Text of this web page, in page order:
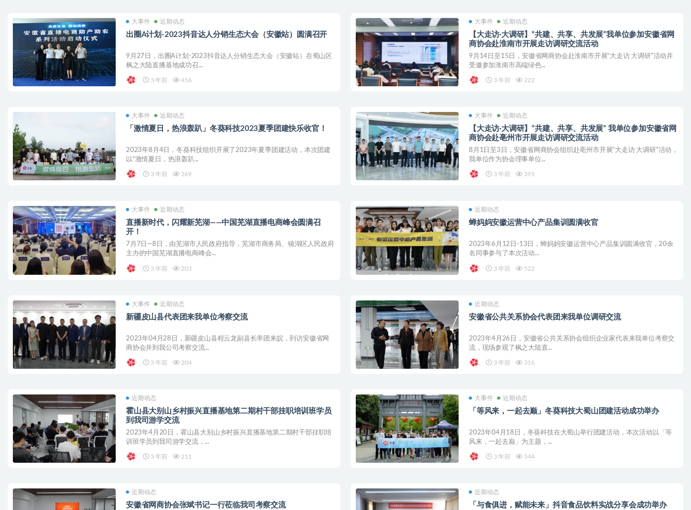
大事件 近期动态
出圈A计划-2023抖音达人分销生态大会（安徽站）圆满召开
9月27日，出圈A计划-2023抖音达人分销生态大会（安徽站）在蜀山区
枫之大陆直播基地成功召...
3 年前 456
大事件 近期动态
【大走访·大调研】“共建、共享、共发展”我单位参加安徽省网
商协会赴淮南市开展走访调研交流活动
9月14日至15日，安徽省网商协会赴淮南市开展“大走访 大调研”活动并
受邀参加淮南市高端绿色...
3 年前 222
大事件 近期动态
「激情夏日，热浪轰趴」冬葵科技2023夏季团建快乐收官！
2023年8月4日，冬葵科技组织开展了2023年夏季团建活动，本次团建
以“激情夏日，热浪轰趴...
3 年前 269
大事件 近期动态
【大走访·大调研】“共建、共享、共发展” 我单位参加安徽省网
商协会赴亳州市开展走访调研交流活动
8月1日至3日，安徽省网商协会组织赴亳州市开展“大走访 大调研”活动，
我单位作为协会理事单位...
3 年前 395
大事件 近期动态
直播新时代，闪耀新芜湖——中国芜湖直播电商峰会圆满召
开！
7月7日—8日，由芜湖市人民政府指导，芜湖市商务局、镜湖区人民政府
主办的中国芜湖直播电商峰会...
3 年前 203
近期动态
蝉妈妈安徽运营中心产品集训圆满收官
2023年6月12日-13日，蝉妈妈安徽运营中心产品集训圆满收官，20余
名同事参与了本次活动...
3 年前 522
大事件 近期动态
新疆皮山县代表团来我单位考察交流
2023年04月28日，新疆皮山县程云龙副县长率团来皖，到访安徽省网
商协会并到我公司考察交流...
3 年前 204
近期动态
安徽省公共关系协会代表团来我单位调研交流
2023年4月26日，安徽省公共关系协会组织企业家代表来我单位考察交
流，现场参观了枫之大陆直...
3 年前 316
近期动态
霍山县大别山乡村振兴直播基地第二期村干部挂职培训班学员
到我司游学交流
2023年4月20日，霍山县大别山乡村振兴直播基地第二期村干部挂职培
训班学员到我司游学交流，...
3 年前 211
大事件 近期动态
「等风来，一起去巅」冬葵科技大蜀山团建活动成功举办
2023年04月18日，冬葵科技在大蜀山举行团建活动，本次活动以「等
风来，一起去巅」为主题，...
3 年前 344
近期动态
安徽省网商协会张斌书记一行莅临我司考察交流
近期动态
「与食俱进，赋能未来」抖音食品饮料实战分享会成功举办